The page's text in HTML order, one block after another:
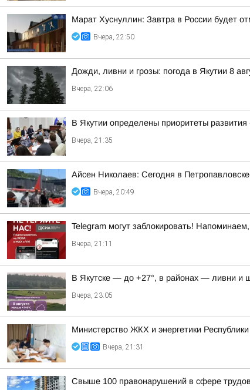
Марат Хуснуллин: Завтра в России будет
Вчера, 22:50
Дожди, ливни и грозы: погода в Якутии 8
Вчера, 22:06
В Якутии определены приоритеты
Вчера, 21:35
Айсен Николаев: Сегодня в
Вчера, 20:49
Telegram могут заблокировать!
Вчера, 21:11
В Якутске — до +27°, в районах — ливни и
Вчера, 23:05
Министерство ЖКХ и энергетики
Вчера, 21:31
Свыше 100 правонарушений в сфере